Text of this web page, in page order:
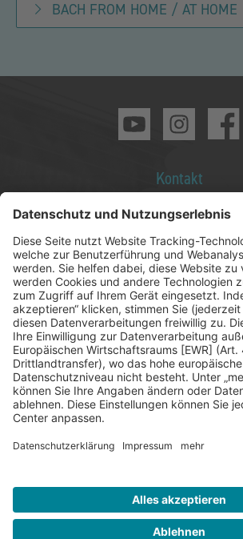
BACH FROM HOME / AT HOME
Kontakt
Presse
Förderer
Häufige Fragen
Impressum
AGB